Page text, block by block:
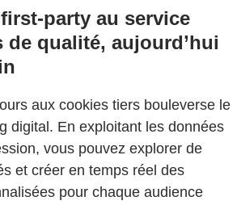
party au service
de qualité, aujourd’hui
aux cookies tiers bouleverse le
digital. En exploitant les données
vous pouvez explorer de
et créer en temps réel des
pour chaque audience